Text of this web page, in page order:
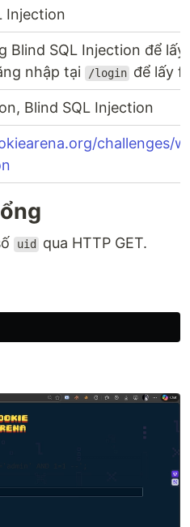
Injection
Blind SQL Injection để
nhập tại
/login để lấy
Blind SQL Injection
challenges/
uid qua HTTP GET.